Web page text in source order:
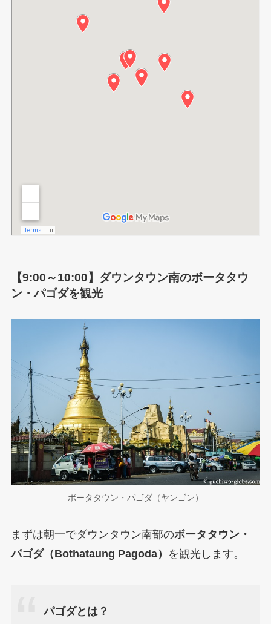
【9:00～10:00】ダウンタウン南のボータタウ
ン・パゴダを観光
ボータタウン・パゴダ（ヤンゴン）
まずは朝一でダウンタウン南部のボータタウン・
パゴダ（Bothataung Pagoda）
を観光します。
パゴダとは？